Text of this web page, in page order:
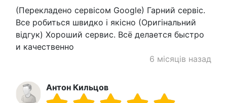
(Перекладено сервісом Google) Гарний сервіс.
Все робиться швидко і якісно (Оригінальний
відгук) Хороший сервис. Всё делается быстро
и качественно
6 місяців назад
Антон Кильцов